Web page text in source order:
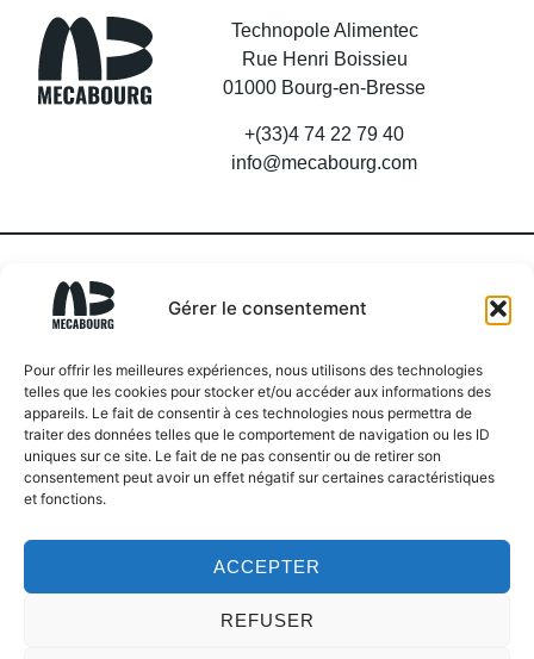
Gérer le consentement
Pour offrir les meilleures expériences, nous utilisons des technologies
telles que les cookies pour stocker et/ou accéder aux informations des
appareils. Le fait de consentir à ces technologies nous permettra de
traiter des données telles que le comportement de navigation ou les ID
uniques sur ce site. Le fait de ne pas consentir ou de retirer son
consentement peut avoir un effet négatif sur certaines caractéristiques
et fonctions.
ACCEPTER
REFUSER
Technopole Alimentec
Rue Henri Boissieu
01000 Bourg-en-Bresse
+(33)4 74 22 79 40
info@mecabourg.com
SOYEZ INFORMÉS DE NOS DERNIÈRES
ACTUALITÉS